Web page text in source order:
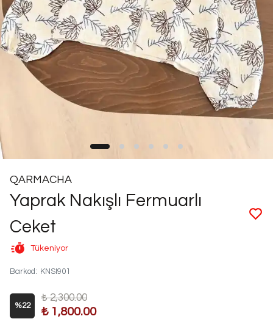
QARMACHA
Yaprak Nakışlı Fermuarlı
Ceket
Tükeniyor
Barkod : KNSI901
%22
₺ 2,300.00
₺ 1,800.00